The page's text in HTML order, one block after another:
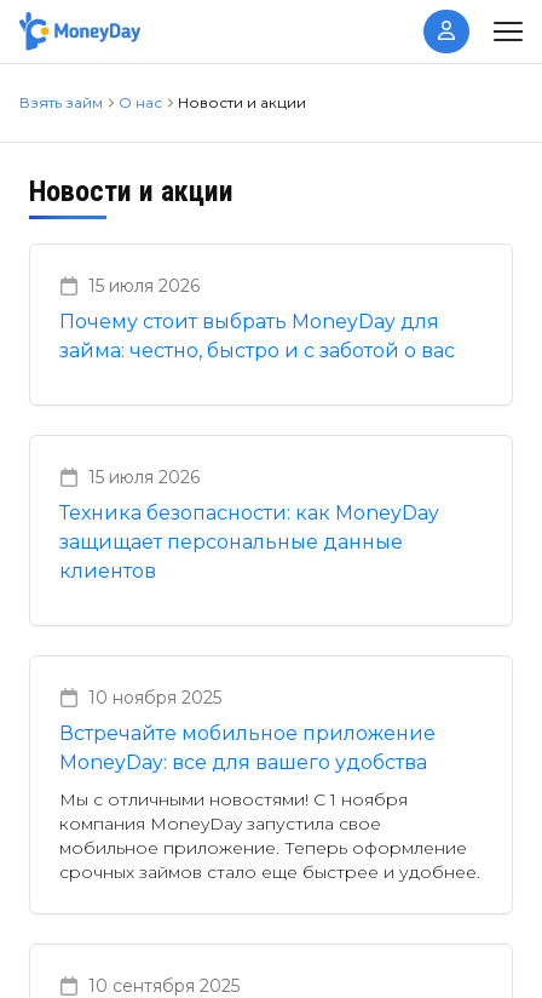
Взять займ О нас Новости и акции
Новости и акции
15 июля 2026
Почему стоит выбрать MoneyDay для
займа: честно, быстро и с заботой о вас
15 июля 2026
Техника безопасности: как MoneyDay
защищает персональные данные
клиентов
10 ноября 2025
Встречайте мобильное приложение
MoneyDay: все для вашего удобства
Мы с отличными новостями! С 1 ноября
компания MoneyDay запустила свое
мобильное приложение. Теперь оформление
срочных займов стало еще быстрее и удобнее.
10 сентября 2025